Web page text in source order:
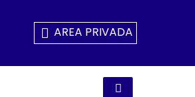
AREA PRIVADA